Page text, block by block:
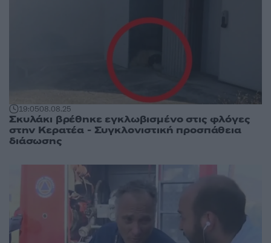
19:0508.08.25
Σκυλάκι βρέθηκε εγκλωβισμένο στις φλόγες
στην Κερατέα - Συγκλονιστική προσπάθεια
διάσωσης